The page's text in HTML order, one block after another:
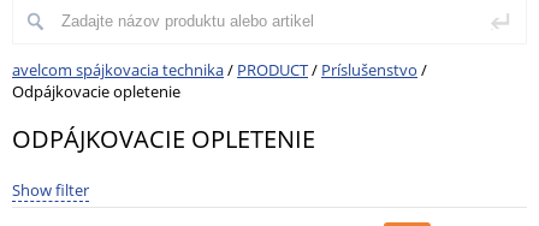
avelcom spájkovacia technika/ PRODUCT/ Príslušenstvo /
Odpájkovacie opletenie
ODPÁJKOVACIE OPLETENIE
Show filter